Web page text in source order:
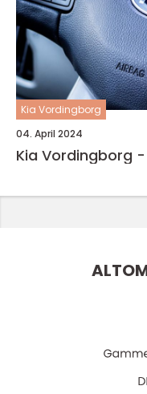
Kia Vordingborg
04. April 2024
Kia Vordingborg